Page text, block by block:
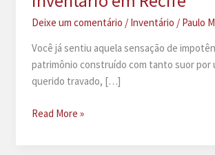
Deixe um comentário / Inventário / Paulo
Você já sentiu aquela sensação de
patrimônio construído com tanto suor por
querido travado, […]
Advogado
Read More »